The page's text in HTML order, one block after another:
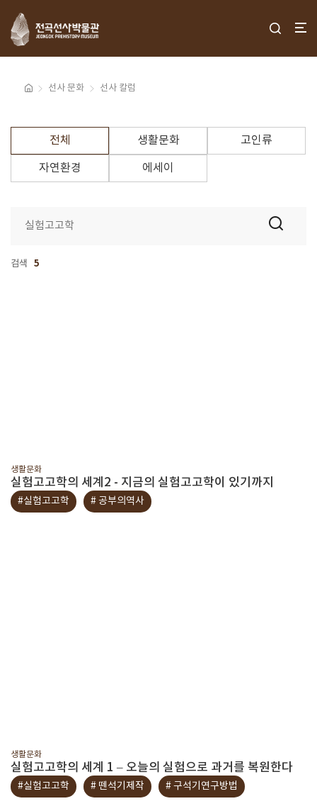
선사 문화 선사 칼럼
전체 생활문화 고인류
자연환경 에세이
검색 5
생활문화
실험고고학의 세계2 - 지금의 실험고고학이 있기까지
#실험고고학 # 공부의역사
생활문화
실험고고학의 세계 1 – 오늘의 실험으로 과거를 복원한다
#실험고고학 # 뗀석기제작 # 구석기연구방법